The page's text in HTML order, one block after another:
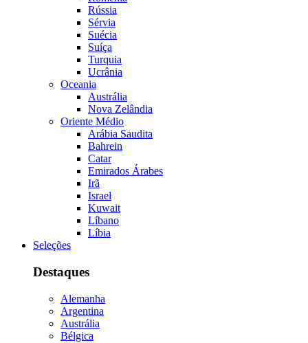
Rússia
Sérvia
Suécia
Suíça
Turquia
Ucrânia
Oceania
Austrália
Nova Zelândia
Oriente Médio
Arábia Saudita
Bahrein
Catar
Emirados Árabes
Irã
Israel
Kuwait
Líbano
Líbia
Seleções
Destaques
Alemanha
Argentina
Austrália
Bélgica